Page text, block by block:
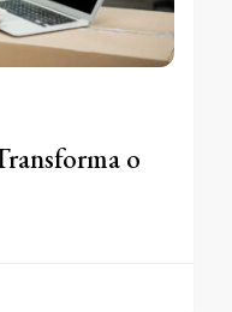
o